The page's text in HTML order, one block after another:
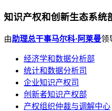
知识产权和创新生态系统
由助理总干事马尔科·阿莱曼领
经济学和数据分析部
统计和数据分析司
企业知识产权司
创新者知识产权部
产权组织仲裁与调解中心